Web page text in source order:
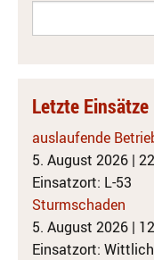
Letzte Einsätze
auslaufende
5. August 2026 |
Einsatzort: L-53
Sturmschaden
5. August 2026 |
Einsatzort: